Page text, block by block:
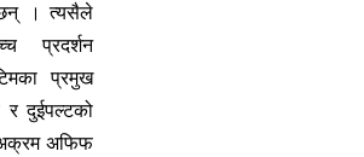
छन् । त्यसैले
प्रदर्शन
प्रमुख
दुईपल्टको
अक्रम अफिफ